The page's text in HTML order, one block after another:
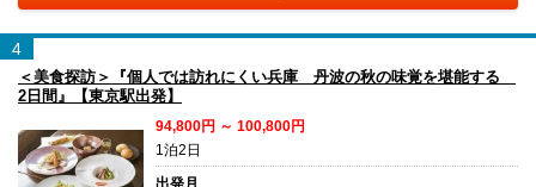
4
＜美食探訪＞『個人では訪れにくい兵庫 丹波の秋の味覚を堪能する
2日間』【東京駅出発】
94,800円 ～ 100,800円
1泊2日
出発月